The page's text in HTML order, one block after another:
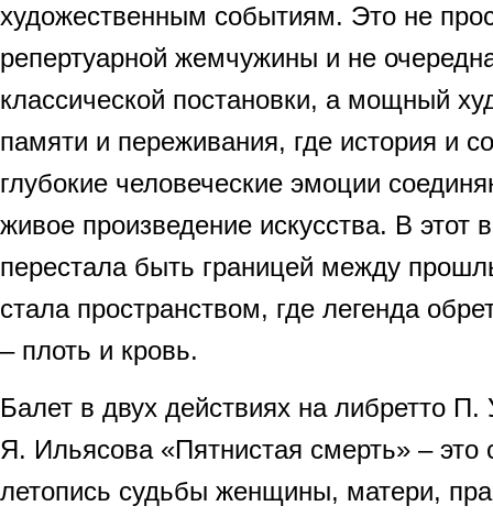
художественным событиям. Это не
репертуарной жемчужины и не
классической постановки, а мощный
памяти и переживания, где история и
глубокие человеческие эмоции
живое произведение искусства. В этот
перестала быть границей между
стала пространством, где легенда
– плоть и кровь.
Балет в двух действиях на либретто П.
Я. Ильясова «Пятнистая смерть» – это
летопись судьбы женщины, матери,